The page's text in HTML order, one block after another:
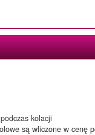
kolacji
są wliczone w cenę